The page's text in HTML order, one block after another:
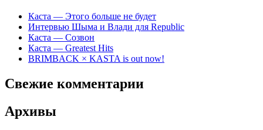
Каста — Этого больше не будет
Интервью Шыма и Влади для Republic
Каста — Созвон
Каста — Greatest Hits
BRIMBACK × KASTA is out now!
Свежие комментарии
Архивы